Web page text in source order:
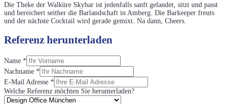
Die Theke der Walküre Skybar ist jedenfalls sanft gelandet, sitzt und passt
und bereichert seither die Barlandschaft in Amberg. Die Barkeeper freuts
und der nächste Cocktail wird gerade gemixt. Na dann, Cheers.
Referenz herunterladen
Name *
Nachname *
E-Mail Adresse *
Welche Referenz möchten Sie herunterladen?